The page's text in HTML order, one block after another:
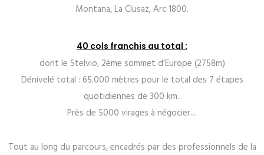
Montana, La Clusaz, Arc 1800.
40 cols franchis au total :
dont le Stelvio, 2ème sommet d’Europe (2758m)
Dénivelé total : 65.000 mètres pour le total des 7 étapes
quotidiennes de 300 km..
Près de 5000 virages à négocier…
Tout au long du parcours, encadrés par des professionnels de la